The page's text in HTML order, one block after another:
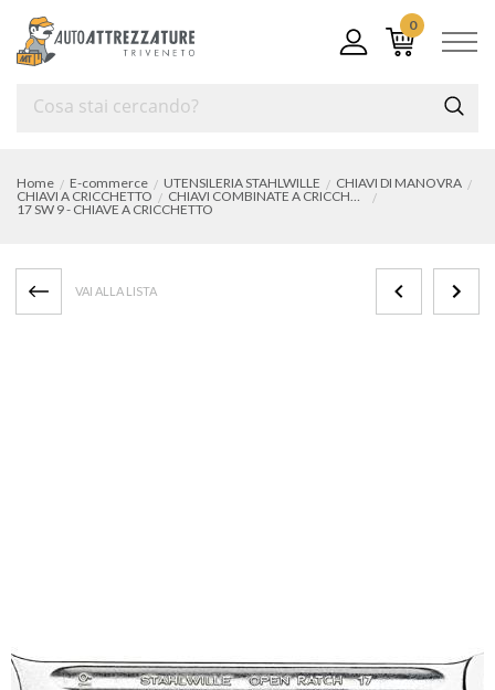
0
Home E-commerce UTENSILERIA STAHLWILLE
CHIAVI DI MANOVRA
CHIAVI A CRICCHETTO
CHIAVI COMBINATE A CRICCHETTO
17 SW 9 - CHIAVE A CRICCHETTO
VAI ALLA LISTA